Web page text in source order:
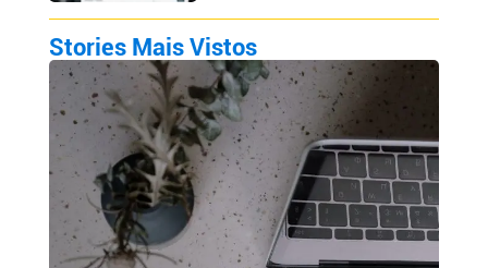
Stories Mais Vistos